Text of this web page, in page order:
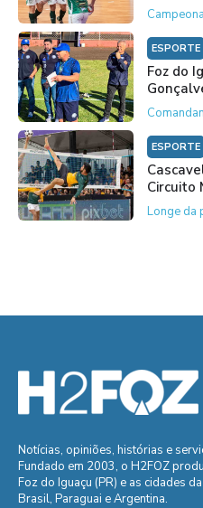
ESPORTE
Foz do
ESPORTE
Circuito
Longe da
Notícias, opiniões, histórias e
Fundado em 2003, o H2FOZ
Foz do Iguaçu (PR) e as cidades
Brasil, Paraguai e Argentina.